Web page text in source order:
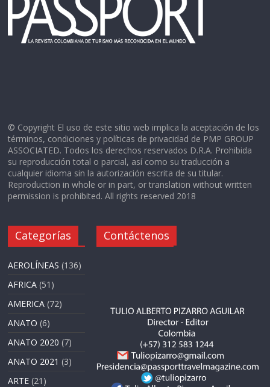
© Copyright El uso de este sitio web implica la aceptación de los
términos, condiciones y políticas de privacidad de PMP GROUP
ASSOCIATED. Todos los derechos reservados D.R.A. Prohibida
su reproducción total o parcial, así como su traducción a
cualquier idioma sin la autorización escrita de su titular.
Reproduction in whole or in part, or translation without written
permission is prohibited. All rights reserved 2018
Categorías
AEROLÍNEAS (136)
AFRICA (51)
AMERICA (72)
ANATO (6)
ANATO 2020 (7)
ANATO 2021 (3)
ARTE (21)
Contáctenos